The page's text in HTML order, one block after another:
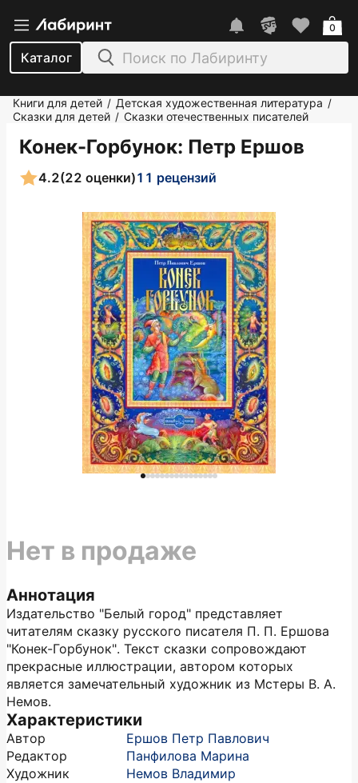
Каталог
0
Книги для детей / Детская художественная литература /
Сказки для детей / Сказки отечественных писателей
Конек-Горбунок: Петр Ершов
4.2(22 оценки)11 рецензий
Аннотация
Издательство "Белый город" представляет
читателям сказку русского писателя П. П. Ершова
"Конек-Горбунок". Текст сказки сопровождают
прекрасные иллюстрации, автором которых
является замечательный художник из Мстеры В. А.
Немов.
Характеристики
Автор
Ершов Петр Павлович
Редактор
Панфилова Марина
Художник
Немов Владимир
Нет в продаже